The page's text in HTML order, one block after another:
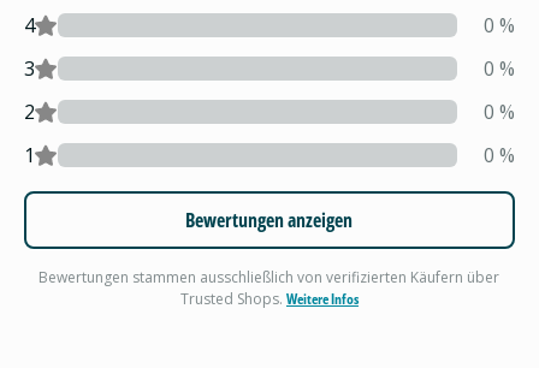
4 0 %
3
0 %
2
0 %
1
0 %
Bewertungen anzeigen
Bewertungen stammen ausschließlich von verifizierten Käufern über
Trusted Shops. Weitere Infos